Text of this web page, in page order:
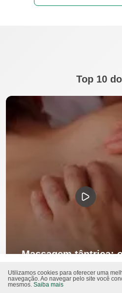
Top 10
Massagem tântrica:
é, benefícios e como
Utilizamos cookies para oferecer uma
navegação. Ao navegar pelo site você
mesmos. Saiba mais